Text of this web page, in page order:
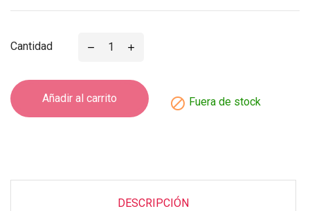
Cantidad
Añadir al carrito  Fuera de stock
DESCRIPCIÓN